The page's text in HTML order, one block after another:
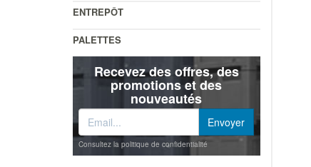
ENTREPÔT
PALETTES
Recevez des offres, des
promotions et des
nouveautés
Consultez la politique de confidentialité